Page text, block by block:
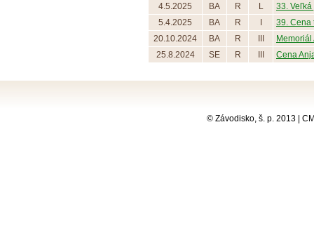
4.5.2025
BA R L
33. Veľká
5.4.2025
BA R
39. Cena
20.10.2024
BA R
25.8.2024
SE R Cena
© Závodisko, š. p. 2013 |